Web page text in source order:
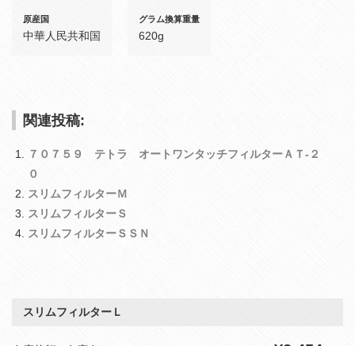
原産国
中華人民共和国
グラム換算重量
620g
関連投稿:
７０７５９ テトラ オートワンタッチフィルターＡＴ‐２
０
スリムフィルターＭ
スリムフィルターＳ
スリムフィルターＳＳＮ
スリムフィルターＬ